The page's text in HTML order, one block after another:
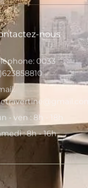
nous
0033
- ven : 8h - 18h
: 8h - 16h